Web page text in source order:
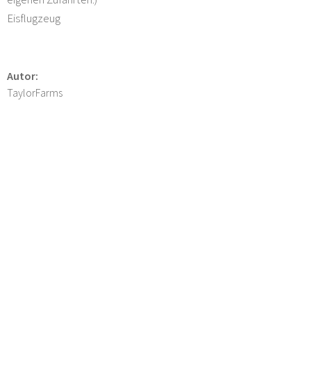
Eisflugzeug
Autor:
TaylorFarms